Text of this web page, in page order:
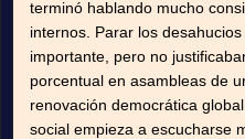
terminó hablando mucho
internos. Parar los
importante, pero no
porcentual en asambleas de
renovación democrática
social empieza a escucharse